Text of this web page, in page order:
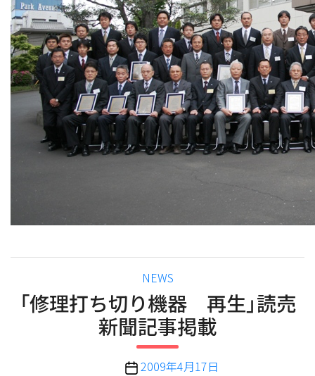
カ
テ
ゴ
リ
ー
NEWS
「修理打ち切り機器 再生」読売
新聞記事掲載
投 2009年4月17日